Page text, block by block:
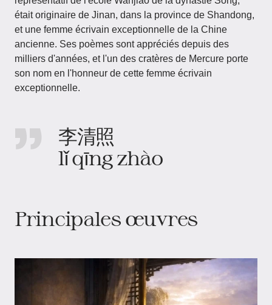
était originaire de Jinan, dans la province de Shandong,
et une femme écrivain exceptionnelle de la Chine
ancienne. Ses poèmes sont appréciés depuis des
milliers d'années, et l'un des cratères de Mercure porte
son nom en l'honneur de cette femme écrivain
exceptionnelle.
李清照
lǐ qīng zhào
Principales œuvres